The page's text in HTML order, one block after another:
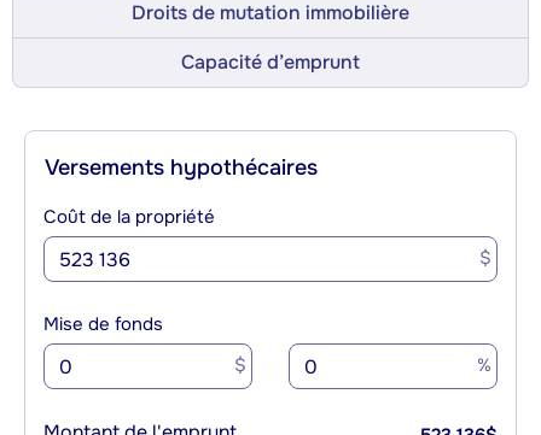
Droits de mutation immobilière
Capacité d’emprunt
Versements hypothécaires
Coût de la propriété
$
Mise de fonds
$ %